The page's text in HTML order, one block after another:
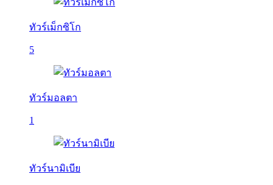
ทัวร์เม็กซิโก
5
ทัวร์มอลตา
1
ทัวร์นามิเบีย